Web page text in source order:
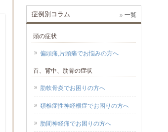
症例別コラム 一覧
頭の症状
偏頭痛,片頭痛でお悩みの方へ
首、背中、肋骨の症状
肋軟骨炎でお困りの方へ
頚椎症性神経根症でお困りの方へ
肋間神経痛でお困りの方へ